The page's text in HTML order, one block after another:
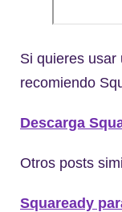
Si quieres usar
recomiendo
Descarga
Otros posts
Squaready